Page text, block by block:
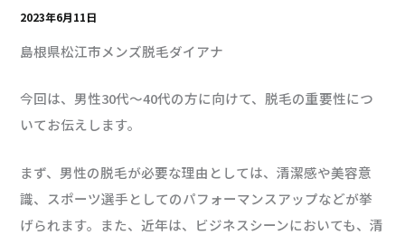
2023年6月11日
島根県松江市メンズ脱毛ダイアナ
今回は、男性30代～40代の方に向けて、脱毛の重要性につ
いてお伝えします。
まず、男性の脱毛が必要な理由としては、清潔感や美容意
識、スポーツ選手としてのパフォーマンスアップなどが挙
げられます。また、近年は、ビジネスシーンにおいても、清